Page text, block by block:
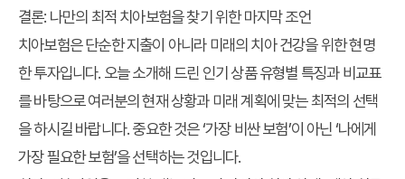
결론: 나만의 최적 치아보험을 찾기 위한 마지막 조언
치아보험은 단순한 지출이 아니라 미래의 치아 건강을 위한 현명
한 투자입니다. 오늘 소개해 드린 인기 상품 유형별 특징과 비교표
를 바탕으로 여러분의 현재 상황과 미래 계획에 맞는 최적의 선택
을 하시길 바랍니다. 중요한 것은 ‘가장 비싼 보험’이 아닌 ‘나에게
가장 필요한 보험’을 선택하는 것입니다.